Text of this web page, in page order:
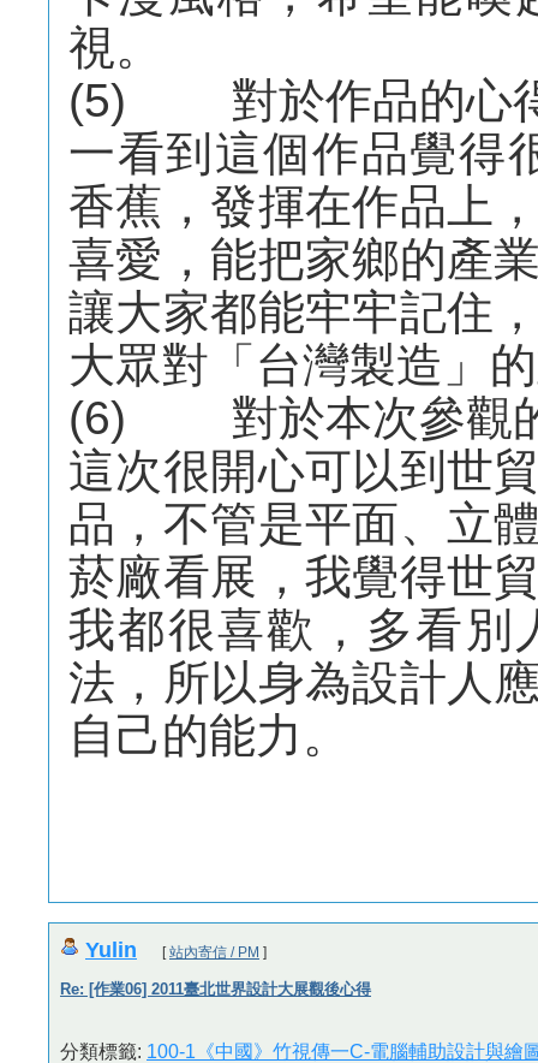
視。
(5) 對於作品的心
一看到這個作品覺得
香蕉，發揮在作品上
喜愛，能把家鄉的產
讓大家都能牢牢記住
大眾對「台灣製造」
(6) 對於本次參觀的
這次很開心可以到世
品，不管是平面、立
菸廠看展，我覺得世
我都很喜歡，多看別
法，所以身為設計人
自己的能力。
Yulin [站內寄信 / PM ]
Re: [作業06] 2011臺北世界設計大展觀後心得
分類標籤: 100-1《中國》竹視傳一C-電腦輔助設計與繪